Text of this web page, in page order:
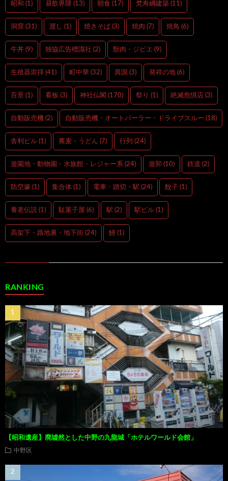
昭和 (1) 昼飲界隈 (13) 朝食 (17) 梵寿綱建築 (11)
洞窟 (31) 渡し (1) 焼きそば (3) 焼肉 (7) 焼鳥 (6)
牛丼 (9) 独協広告標識社 (2) 獣肉・ジビエ (9)
生殖器崇拝 (41) 町中華 (32) 異国 (3) 発祥の地 (6)
百景 (1) 看板 (3) 神社仏閣 (170) 祭り (1) 絶滅危惧店 (3)
自動販売機 (2) 自動販売機・オートパーラー・ドライブスルー (18)
舎利ビル (1) 蕎麦・うどん (7) 行列 (24)
遊園地・動物園・水族館・レジャー系 (24) 遊郭 (10) 鉄道 (2)
防空壕 (1) 集合体 (1) 電車・踏切・駅 (24) 餃子 (1)
養老伝説 (1) 駄菓子屋 (6) 駅 (2) 駅ビル (1)
高架下・路地裏・地下街 (24) 鰻 (1)
RANKING
【昭和遺産】廃墟然とした中野の九龍城「ホテルワールド会館」
中野区